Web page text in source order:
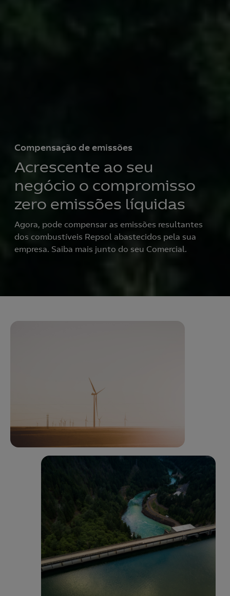
Compensação de emissões
Acrescente ao seu
negócio o compromisso
zero emissões líquidas
Agora, pode compensar as emissões resultantes
dos combustíveis Repsol abastecidos pela sua
empresa. Saiba mais junto do seu Comercial.